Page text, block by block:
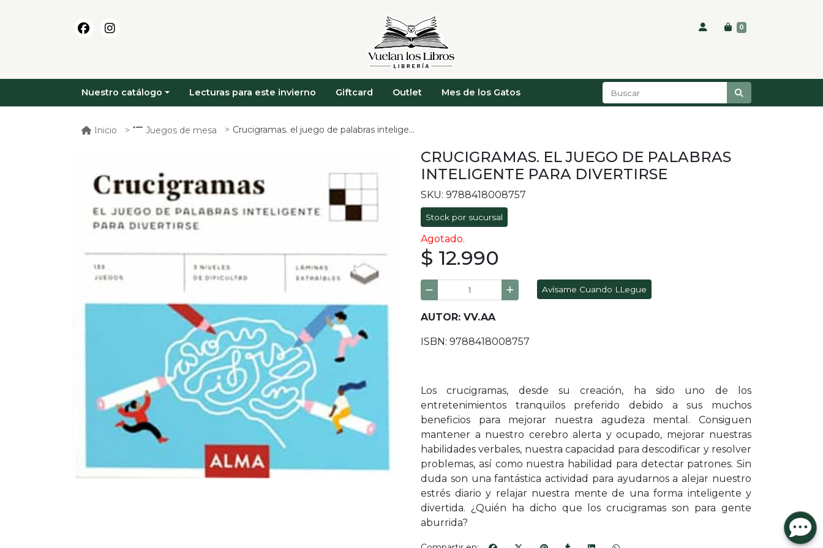
0
Nuestro catálogo Lecturas para este invierno Giftcard Outlet Mes de los Gatos
Inicio Juegos de mesa Crucigramas. el juego de palabras inteligente para divertirse
CRUCIGRAMAS. EL JUEGO DE PALABRAS
INTELIGENTE PARA DIVERTIRSE
SKU: 9788418008757
Stock por sucursal
Agotado.
$ 12.990
Avísame Cuando LLegue
AUTOR: VV.AA
ISBN: 9788418008757
Los crucigramas, desde su creación, ha sido uno de los
entretenimientos tranquilos preferido debido a sus muchos
beneficios para mejorar nuestra agudeza mental. Consiguen
mantener a nuestro cerebro alerta y ocupado, mejorar nuestras
habilidades verbales, nuestra capacidad para descodificar y resolver
problemas, así como nuestra habilidad para detectar patrones. Sin
duda son una fantástica actividad para ayudarnos a alejar nuestro
estrés diario y relajar nuestra mente de una forma inteligente y
divertida. ¿Quién ha dicho que los crucigramas son para gente
aburrida?